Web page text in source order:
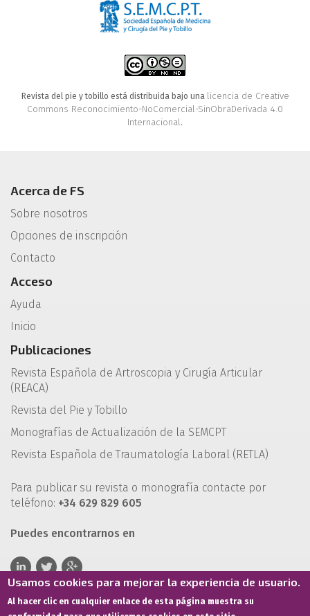
Revista del pie y tobillo está distribuida bajo una licencia de Creative
Commons Reconocimiento-NoComercial-SinObraDerivada 4.0
Internacional.
Acerca de FS
Sobre nosotros
Opciones de inscripción
Contacto
Acceso
Ayuda
Inicio
Publicaciones
Revista Española de Artroscopia y Cirugía Articular
(REACA)
Revista del Pie y Tobillo
Monografías de Actualización de la SEMCPT
Revista Española de Traumatología Laboral (RETLA)
Para publicar su revista o monografía contacte por
teléfono: +34 629 829 605
Puedes encontrarnos en
Usamos cookies para mejorar la experiencia de usuario.
Al hacer clic en cualquier enlace de esta página muestra su